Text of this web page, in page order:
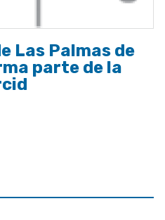
Las Palmas de
parte de la